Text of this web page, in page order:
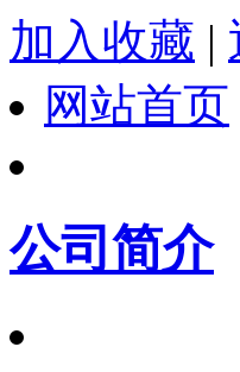
加入收藏 |
网站首页
公司简介